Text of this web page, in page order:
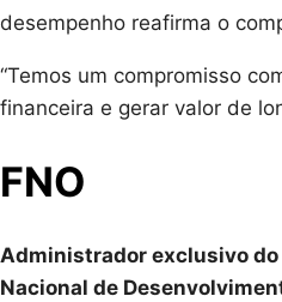
desempenho reafirma o
“Temos um compromisso
financeira e gerar valor de
FNO
Administrador exclusivo do
Nacional de